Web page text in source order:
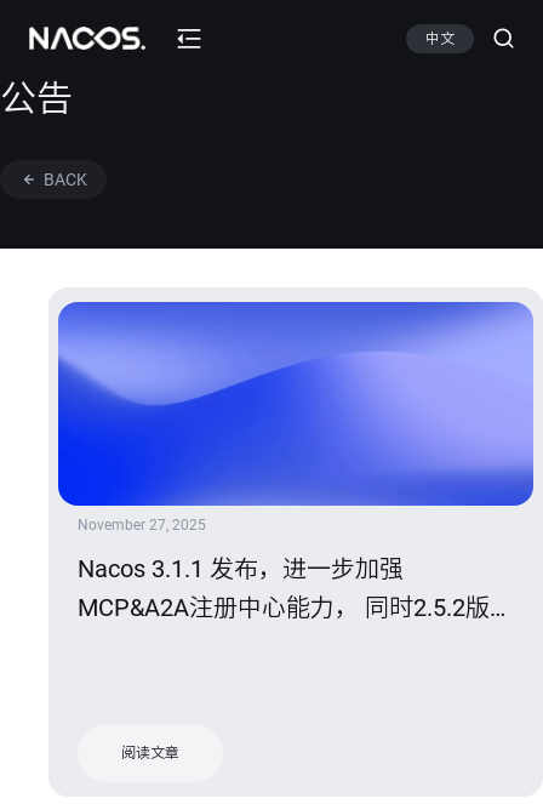
中文
公告
BACK
November 27, 2025
Nacos 3.1.1 发布，进一步加强
MCP&A2A注册中心能力， 同时2.5.2版本
阅读文章